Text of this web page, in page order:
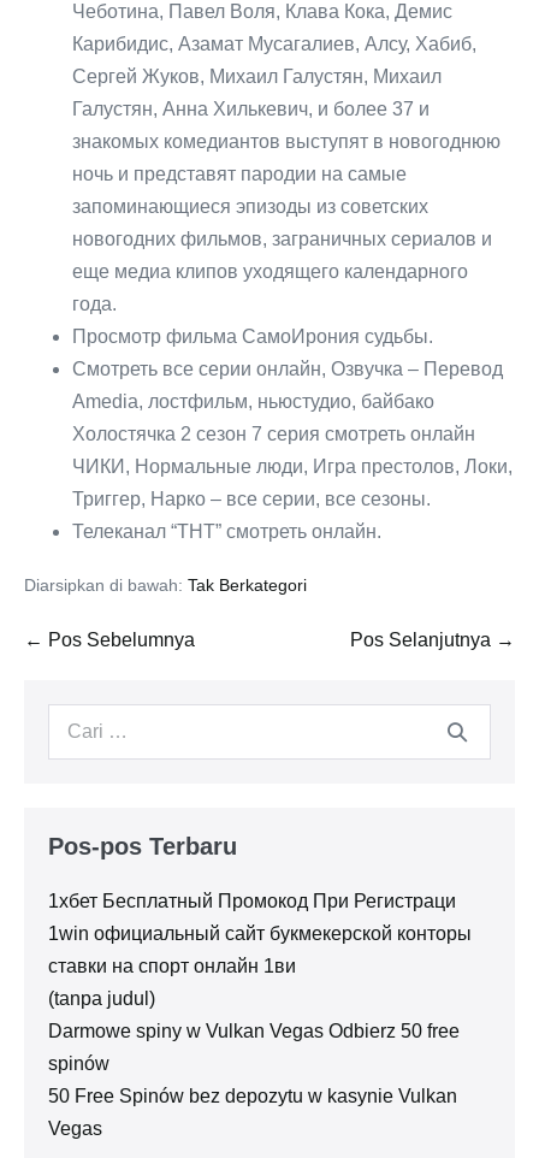
Чеботина, Павел Воля, Клава Кока, Демис
Карибидис, Азамат Мусагалиев, Алсу, Хабиб,
Сергей Жуков, Михаил Галустян, Михаил
Галустян, Анна Хилькевич, и более 37 и
знакомых комедиантов выступят в новогоднюю
ночь и представят пародии на самые
запоминающиеся эпизоды из советских
новогодних фильмов, заграничных сериалов и
еще медиа клипов уходящего календарного
года.
Просмотр фильма СамоИрония судьбы.
Cмотреть все серии онлайн, Озвучка – Перевод
Amedia, лостфильм, ньюстудио, байбако
Холостячка 2 сезон 7 серия смотреть онлайн
ЧИКИ, Нормальные люди, Игра престолов, Локи,
Триггер, Нарко – все серии, все сезоны.
Телеканал “ТНТ” смотреть онлайн.
Diarsipkan di bawah: Tak Berkategori
Navigasi
← Pos Sebelumnya Pos Selanjutnya →
Pencarian
Pos-pos Terbaru
1хбет Бесплатный Промокод При Регистраци
1win официальный сайт букмекерской конторы
ставки на спорт онлайн 1ви
(tanpa judul)
Darmowe spiny w Vulkan Vegas Odbierz 50 free
spinów
50 Free Spinów bez depozytu w kasynie Vulkan
Vegas